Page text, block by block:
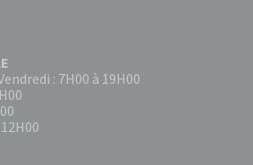
: 7H00 à 19H00